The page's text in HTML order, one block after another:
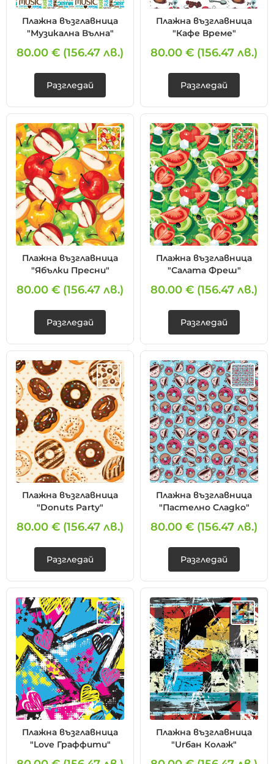
Плажна възглавница
"Музикална Вълна"
80.00 € (156.47 лв.)
Разгледай
Плажна възглавница
"Кафе Време"
80.00 € (156.47 лв.)
Разгледай
Плажна възглавница
"Ябълки Пресни"
80.00 € (156.47 лв.)
Разгледай
Плажна възглавница
"Салата Фреш"
80.00 € (156.47 лв.)
Разгледай
Плажна възглавница
"Donuts Party"
80.00 € (156.47 лв.)
Разгледай
Плажна възглавница
"Пастелно Сладко"
80.00 € (156.47 лв.)
Разгледай
Плажна възглавница
"Love Граффити"
Плажна възглавница
"Urбан Колаж"